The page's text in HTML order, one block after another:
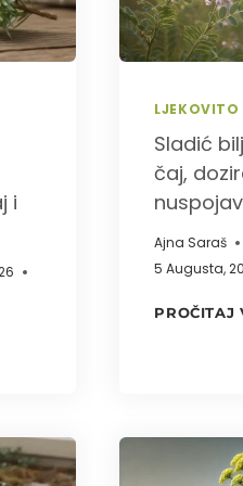
i
LJEKOVITO
Sladić
čaj,
Ajna Saraš
5 Augusta,
PROČITAJ